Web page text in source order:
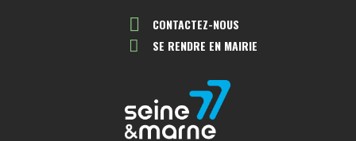
CONTACTEZ-NOUS
SE RENDRE EN MAIRIE